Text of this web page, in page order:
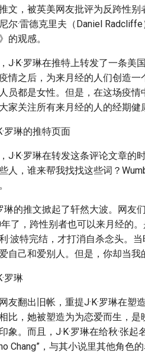
文，被英美网友批评为反跨性别
尔·雷德克里夫（Daniel
的观感。
J·K·罗琳在推特上转发了一条
情之后，为来月经的人们创造
员都是女性。但是，在这场疫
家关注所有来月经的人的经期健
J·K·罗琳在转发这条评论文章的
人，谁来帮我找找这些词？
琳的推文掀起了轩然大波。网
了，跨性别者也可以来月经的
·波特完结，才打消自杀念头。
自己和爱别人。但是，你却当我
友翻出旧帐，重提J·K·罗琳在塑
比，她被塑造为为恋爱而生，是
象。而且，J·K·罗琳在给秋·张
Chang”，与其小说里其他角色